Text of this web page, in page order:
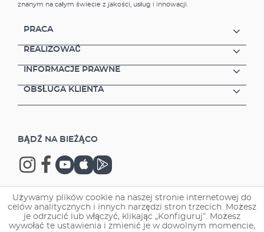
znanym na całym świecie z jakości, usług i innowacji.
PRACA
REALIZOWAĆ
INFORMACJE PRAWNE
OBSŁUGA KLIENTA
BĄDŹ NA BIEŻĄCO
Copyright © 2026 EHEIM GmbH & Co. KG.
Używamy plików cookie na naszej stronie internetowej do
celów analitycznych i innych narzędzi stron trzecich. Możesz
je odrzucić lub włączyć, klikając „Konfiguruj”. Możesz
wywołać te ustawienia i zmienić je w dowolnym momencie,